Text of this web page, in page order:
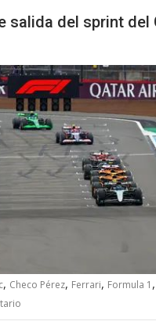
salida del sprint del
, Checo Pérez, Ferrari, Formula 1 ,